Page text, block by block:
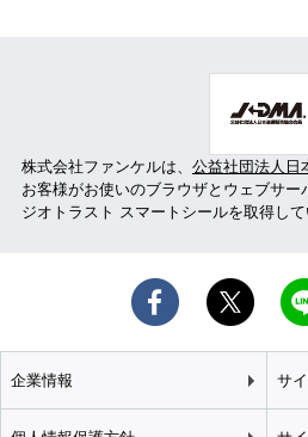
株式会社ファンケルは、 公益社団法人日
お客様がお使いのブラウザとウェブサ
ジオトラスト スマートシールを取得して
企業情報 サ